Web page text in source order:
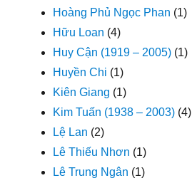
Hoàng Phủ Ngọc Phan (1)
Hữu Loan (4)
Huy Cận (1919 – 2005) (1)
Huyền Chi (1)
Kiên Giang (1)
Kim Tuấn (1938 – 2003) (4)
Lệ Lan (2)
Lê Thiếu Nhơn (1)
Lê Trung Ngân (1)